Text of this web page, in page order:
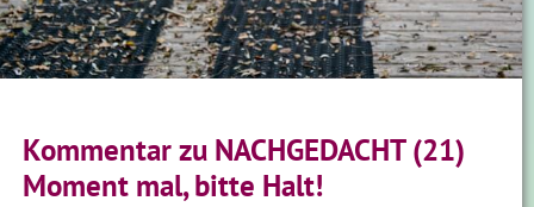
Kommentar zu NACHGEDACHT (21)
Moment mal, bitte Halt!